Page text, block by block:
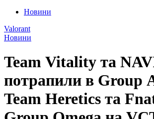
Новини
Valorant
Новини
Team Vitality та
потрапили в Group
Team Heretics та